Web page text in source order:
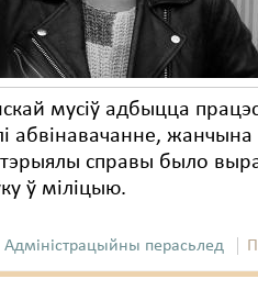
мусіў адбыцца
абвінавачанне,
справы было
ў міліцыю.
Адміністрацыйны перасьлед